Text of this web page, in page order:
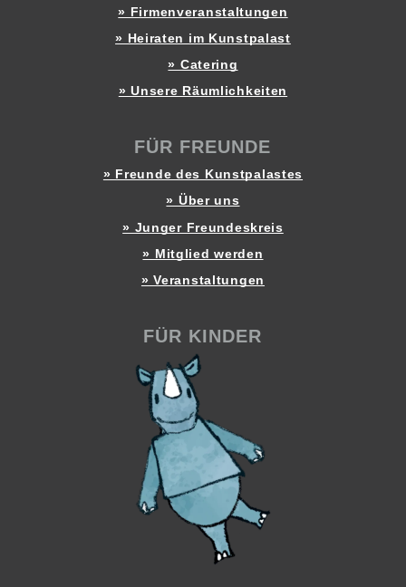
» Firmenveranstaltungen
» Heiraten im Kunstpalast
» Catering
» Unsere Räumlichkeiten
FÜR FREUNDE
» Freunde des Kunstpalastes
» Über uns
» Junger Freundeskreis
» Mitglied werden
» Veranstaltungen
FÜR KINDER